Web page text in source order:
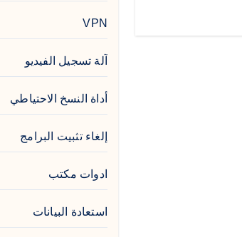
VPN
آلة تسجيل الفيديو
أداة النسخ الاحتياطي
إلغاء تثبيت البرامج
ادوات مكتب
استعادة البيانات